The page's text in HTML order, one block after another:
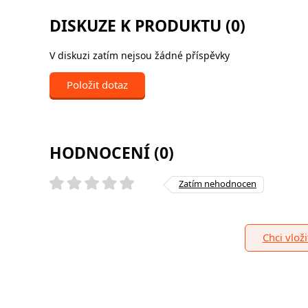
DISKUZE K PRODUKTU (0)
V diskuzi zatím nejsou žádné příspěvky
Položit dotaz
HODNOCENÍ (0)
Zatím nehodnocen
Chci